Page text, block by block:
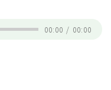
00:00 / 00:00